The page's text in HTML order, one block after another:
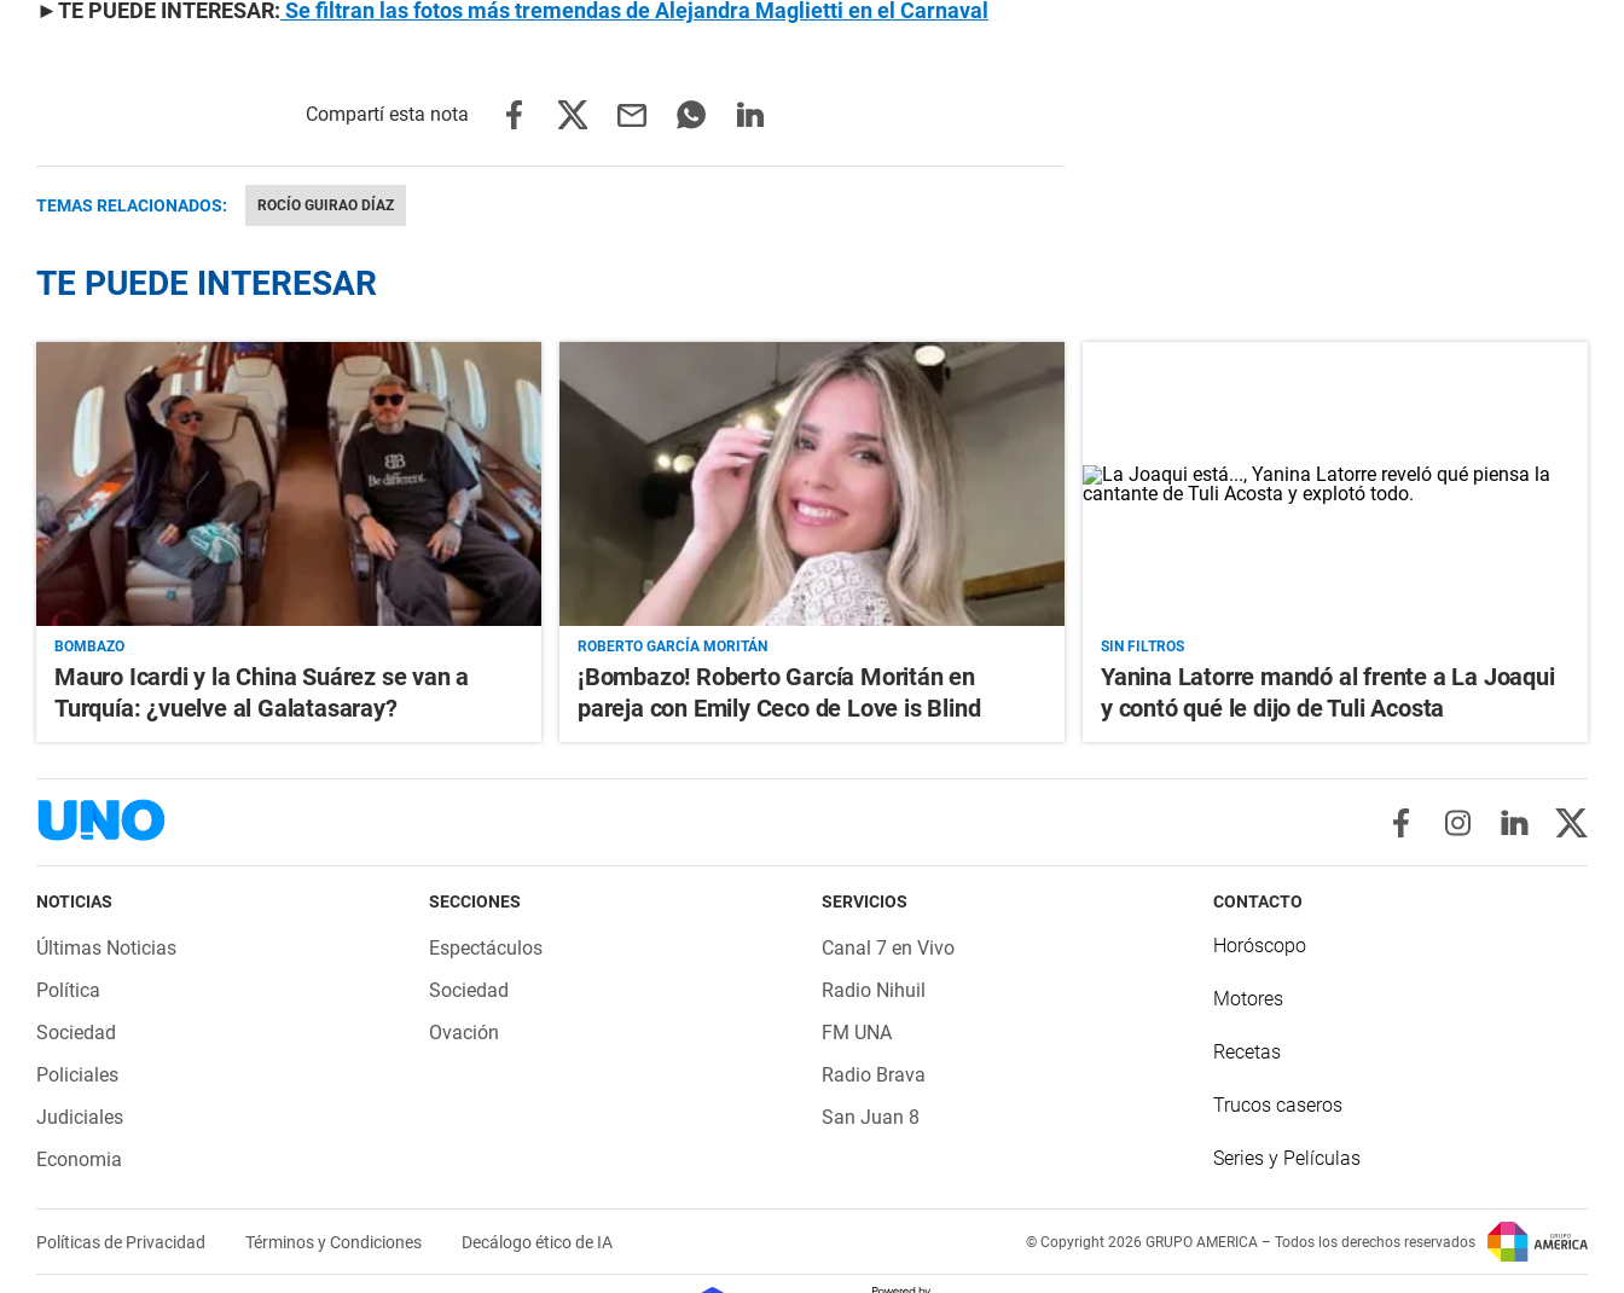
►TE PUEDE INTERESAR: Se filtran las fotos más tremendas de Alejandra Maglietti en el Carnaval
TEMAS RELACIONADOS: ROCÍO GUIRAO DÍAZ
TE PUEDE INTERESAR
BOMBAZO
Mauro Icardi y la China Suárez se van a
Turquía: ¿vuelve al Galatasaray?
ROBERTO GARCÍA MORITÁN
¡Bombazo! Roberto García Moritán en
pareja con Emily Ceco de Love is Blind
SIN FILTROS
Yanina Latorre mandó al frente a La Joaqui
y contó qué le dijo de Tuli Acosta
NOTICIAS
Últimas Noticias
Política
Sociedad
Policiales
Judiciales
Economia
SECCIONES
Espectáculos
Sociedad
Ovación
SERVICIOS
Canal 7 en Vivo
Radio Nihuil
FM UNA
Radio Brava
San Juan 8
CONTACTO
Horóscopo
Motores
Recetas
Trucos caseros
Series y Películas
Políticas de Privacidad Términos y Condiciones Decálogo ético de IA © Copyright 2026 GRUPO AMERICA – Todos los derechos reservados